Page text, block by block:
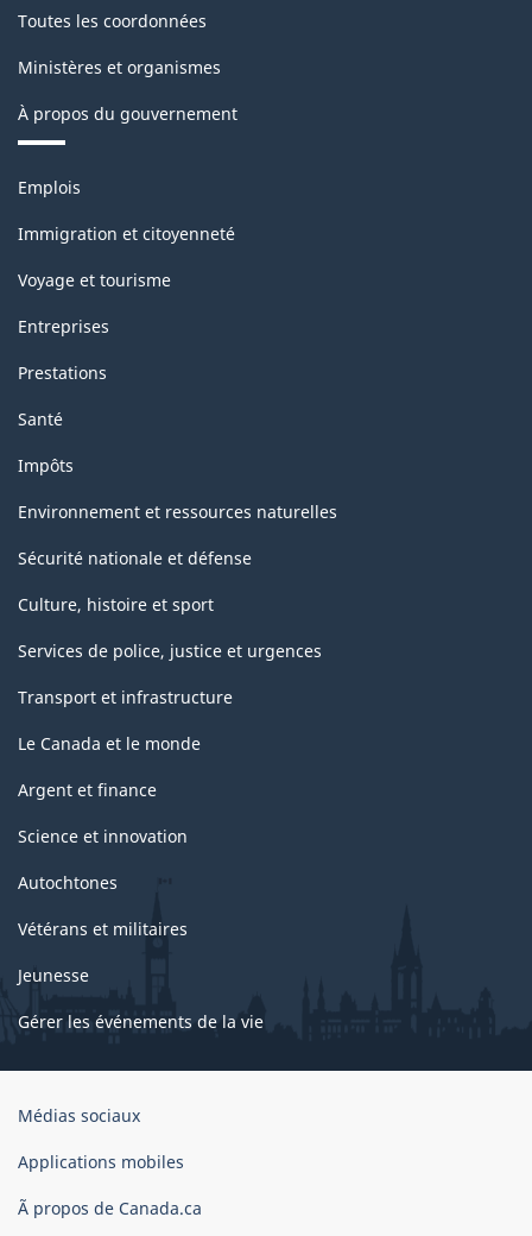
Toutes les coordonnées
Ministères et organismes
À propos du gouvernement
Thèmes
sujets
Emplois
Immigration et citoyenneté
Voyage et tourisme
Entreprises
Prestations
Santé
Impôts
Environnement et ressources naturelles
Sécurité nationale et défense
Culture, histoire et sport
Services de police, justice et urgences
Transport et infrastructure
Le Canada et le monde
Argent et finance
Science et innovation
Autochtones
Vétérans et militaires
Jeunesse
Gérer les événements de la vie
Organisation
gouvernement
Canada
Médias sociaux
Applications mobiles
Ã propos de Canada.ca